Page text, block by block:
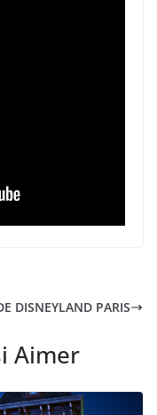
DISNEYLAND PARIS
Aimer